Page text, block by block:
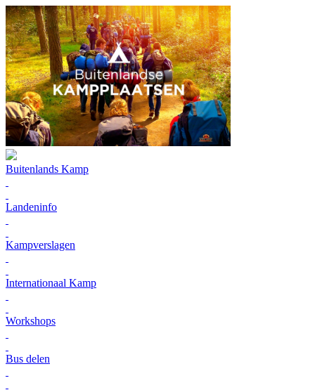
Buitenlands Kamp
Landeninfo
Kampverslagen
Internationaal Kamp
Workshops
Bus delen